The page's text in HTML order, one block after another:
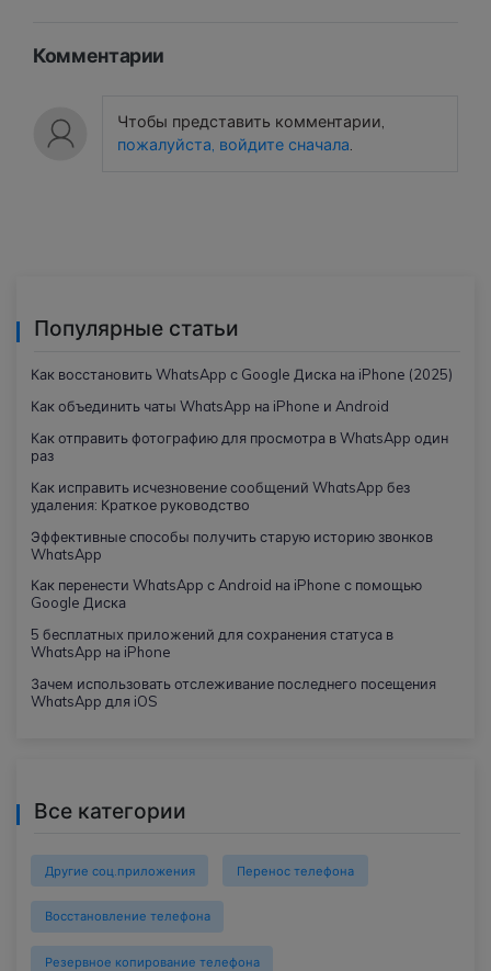
Комментарии
Чтобы представить комментарии,
пожалуйста, войдите сначала.
Популярные статьи
Как восстановить WhatsApp с Google Диска на iPhone (2025)
Как объединить чаты WhatsApp на iPhone и Android
Как отправить фотографию для просмотра в WhatsApp один
раз
Как исправить исчезновение сообщений WhatsApp без
удаления: Краткое руководство
Эффективные способы получить старую историю звонков
WhatsApp
Как перенести WhatsApp с Android на iPhone с помощью
Google Диска
5 бесплатных приложений для сохранения статуса в
WhatsApp на iPhone
Зачем использовать отслеживание последнего посещения
WhatsApp для iOS
Все категории
Другие соц.приложения Перенос телефона
Восстановление телефона
Резервное копирование телефона